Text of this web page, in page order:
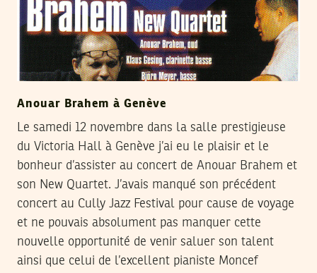
Anouar Brahem à Genève
Le samedi 12 novembre dans la salle prestigieuse
du Victoria Hall à Genève j’ai eu le plaisir et le
bonheur d’assister au concert de Anouar Brahem et
son New Quartet. J’avais manqué son précédent
concert au Cully Jazz Festival pour cause de voyage
et ne pouvais absolument pas manquer cette
nouvelle opportunité de venir saluer son talent
ainsi que celui de l’excellent pianiste Moncef